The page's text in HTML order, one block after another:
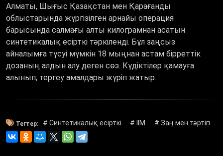
Алматы, Шығыс Қазақстан мен Қарағанды
облыстарында жүргізілген арнайы операция
барысында салмағы алты килограмнан асатын
синтетикалық есірткі тәркіленді. Бұл заңсыз
айналымға түсуі мүмкін 18 мыңнан астам бірреттік
дозаның алдын алу деген сөз. Күдіктілер қамауға
алынып, тергеу амалдары жүріп жатыр.
Тегтер: # Синтетикалық есірткі # ІІМ # Заң мен тәртіп